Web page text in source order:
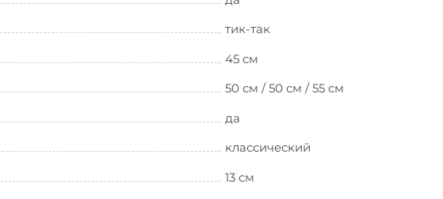
тик-так
45 см
50 см / 50 см / 55 см
да
классический
13 см